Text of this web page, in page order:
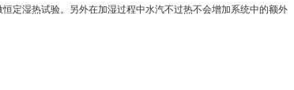
定湿热试验。另外在加湿过程中水汽不过热不会增加系统中的额外